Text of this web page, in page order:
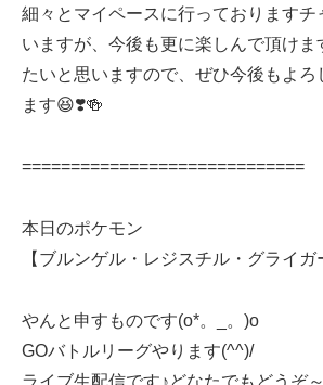
細々とマイペースに行っておりますチ
いますが、今後も更に楽しんで頂けま
たいと思いますので、ぜひ今後もよろ
ます😆❣️🍻
=============================
本日のポケモン
【ブルンゲル・レジスチル・グライガ
やんと申すものです(o*。_。)o
GOバトルリーグやります(^^)/
ライブ生配信です♪どなたでもどうぞ～